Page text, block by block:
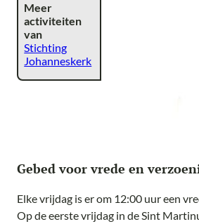
Meer
activiteiten
van
Stichting
Johanneskerk
Gebed voor vrede en
Elke vrijdag is er om 12:00 uur een
Op de eerste vrijdag in de Sint